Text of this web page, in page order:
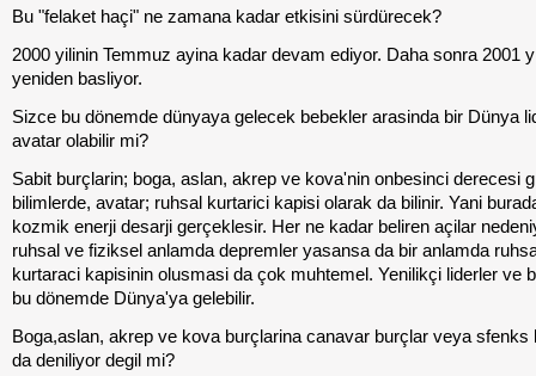
Bu "felaket haçi" ne zamana kadar etkisini sürdürecek?
2000 yilinin Temmuz ayina kadar devam ediyor. Daha sonra 2001
yeniden basliyor.
Sizce bu dönemde dünyaya gelecek bebekler arasinda bir Dünya
avatar olabilir mi?
Sabit burçlarin; boga, aslan, akrep ve kova'nin onbesinci derecesi
bilimlerde, avatar; ruhsal kurtarici kapisi olarak da bilinir. Yani
kozmik enerji desarji gerçeklesir. Her ne kadar beliren açilar
ruhsal ve fiziksel anlamda depremler yasansa da bir anlamda
kurtaraci kapisinin olusmasi da çok muhtemel. Yenilikçi liderler ve
bu dönemde Dünya'ya gelebilir.
Boga,aslan, akrep ve kova burçlarina canavar burçlar veya sfenks
da deniliyor degil mi?